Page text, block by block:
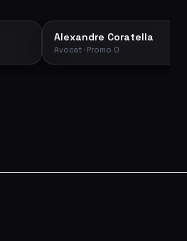
Alexandre Coratella
Avocat · Promo 0